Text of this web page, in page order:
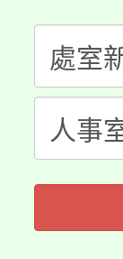
半
者
份
大
份
淨
會
程